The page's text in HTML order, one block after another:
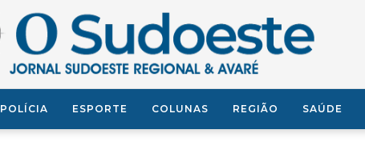
POLÍCIA ESPORTE COLUNAS REGIÃO SAÚDE